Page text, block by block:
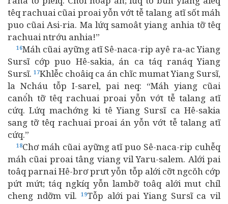
têq rachuai cũai proai yỗn vớt tễ talang atĩ sốt máh
puo cũai Asi-ria. Ma lứq samoât yiang anhia tỡ têq
rachuai ntrớu anhia!”
16Máh cũai ayững atĩ Sê-naca-rip ayê ra‑ac Yiang
Sursĩ cớp puo Hê-sakia, án ca táq ranáq Yiang
Sursĩ. 17Khlễc choâiq ca án chĩc mumat Yiang Sursĩ,
la Ncháu tỗp I-sarel, pai neq: “Máh yiang cũai
canŏ́h tỡ têq rachuai proai yỗn vớt tễ talang atĩ
cứq. Lứq machớng ki tê Yiang Sursĩ ca Hê-sakia
sang tỡ têq rachuai proai án yỗn vớt tễ talang atĩ
cứq.”
18Chơ máh cũai ayững atĩ puo Sê-naca-rip cuhễq
máh cũai proai tâng viang vil Yaru-salem. Alới pai
toâq parnai Hê-brơ prưt yỗn tỗp alới cỡt ngcŏh cớp
pứt mứt; táq ngkíq yỗn lambỡ toâq alới mut chíl
cheng ndỡm vil.
19Tỗp alới pai Yiang Sursĩ ca vil